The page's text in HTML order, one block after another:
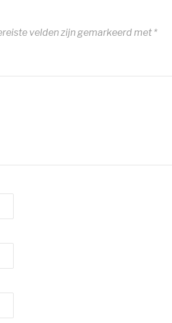
velden zijn gemarkeerd met *